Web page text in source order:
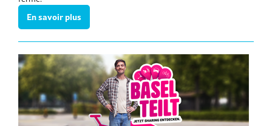
En savoir plus